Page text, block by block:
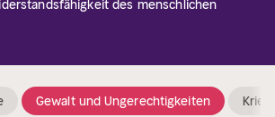
des menschlichen
Gewalt und Ungerechtigkeiten